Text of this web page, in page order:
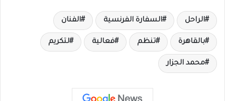
الراحل السفارة الفرنسية الفنان
بالقاهرة تنظم فعالية لتكريم
محمد الجزار